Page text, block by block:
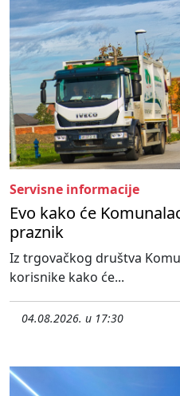
Servisne informacije
Evo kako će
praznik
Iz trgovačkog društva
korisnike kako će...
04.08.2026. u 17:30